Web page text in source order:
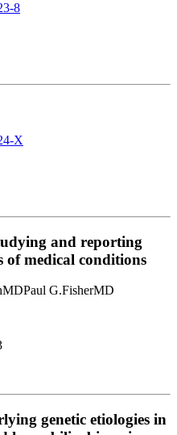
8
X
and reporting
of medical conditions
G.FisherMD
genetic etiologies in